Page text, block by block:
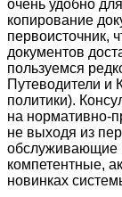
очень удобно
копирование
первоисточник,
документов
пользуемся
Путеводители и
политики).
на нормативно-
не выходя из
обслуживающие
компетентные,
новинках